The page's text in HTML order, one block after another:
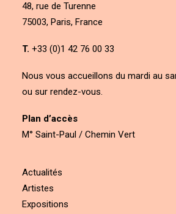
48, rue de Turenne
75003, Paris, France
T. +33 (0)1 42 76 00 33
Nous vous accueillons du mardi au
ou sur rendez-vous.
Plan d’accès
M° Saint-Paul / Chemin Vert
Actualités
Artistes
Expositions